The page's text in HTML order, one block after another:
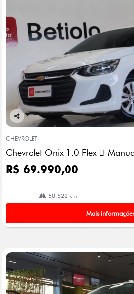
Co
arti
lhe
CHEVROLET
Chevrolet Onix 1.0 Flex Lt
R$ 69.990,00
58.522 km
Mais